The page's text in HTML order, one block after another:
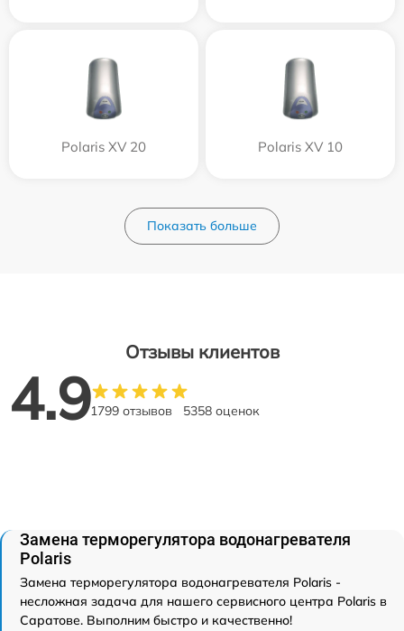
Polaris XV 20 Polaris XV 10
Показать больше
Отзывы клиентов
4.91799 отзывов 5358 оценок
Замена терморегулятора водонагревателя
Polaris
Замена терморегулятора водонагревателя Polaris -
несложная задача для нашего сервисного центра Polaris в
Саратове. Выполним быстро и качественно!